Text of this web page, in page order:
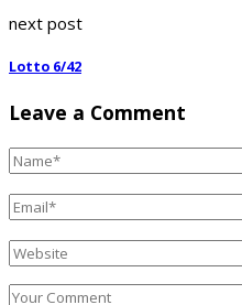
next post
Lotto 6/42
Leave a Comment